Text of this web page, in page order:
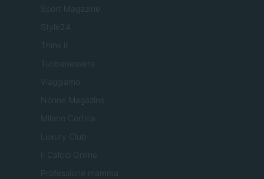
Sport Magazine
Style24
Think.it
Tuobenessere
Viaggiamo
Nonne Magazine
Milano Cortina
Luxury Club
Il Calcio Online
Professione mamma